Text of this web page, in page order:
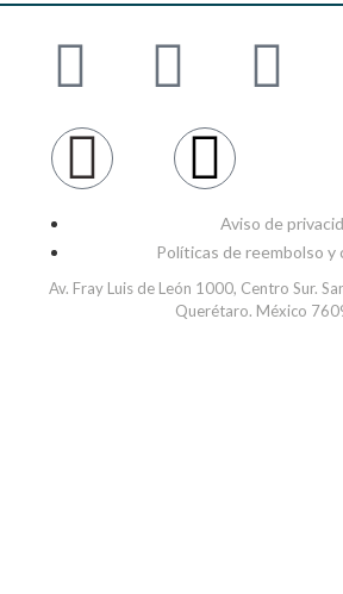
Aviso de
Políticas de reembolso y
Av. Fray Luis de León 1000, Centro Sur.
Querétaro. México